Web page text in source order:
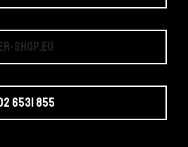
shop.eu
6531 855